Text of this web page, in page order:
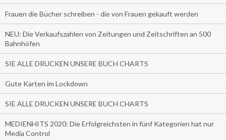
Frauen die Bücher schreiben - die von Frauen gekauft werden
NEU: Die Verkaufszahlen von Zeitungen und Zeitschriften an 500
Bahnhöfen
SIE ALLE DRUCKEN UNSERE BUCH CHARTS
Gute Karten im Lockdown
SIE ALLE DRUCKEN UNSERE BUCH CHARTS
MEDIENHITS 2020: Die Erfolgreichsten in fünf Kategorien hat nur
Media Control